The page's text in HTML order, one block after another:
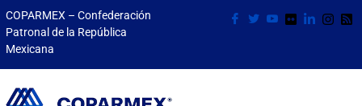
COPARMEX – Confederación
Patronal de la República
Mexicana